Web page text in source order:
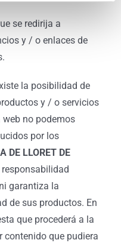
se redirija a
y / o enlaces de
la posibilidad de
y / o servicios
web no podemos
por los
DE LLORET DE
garantiza la
de sus productos. En
que procederá a la
contenido que pudiera